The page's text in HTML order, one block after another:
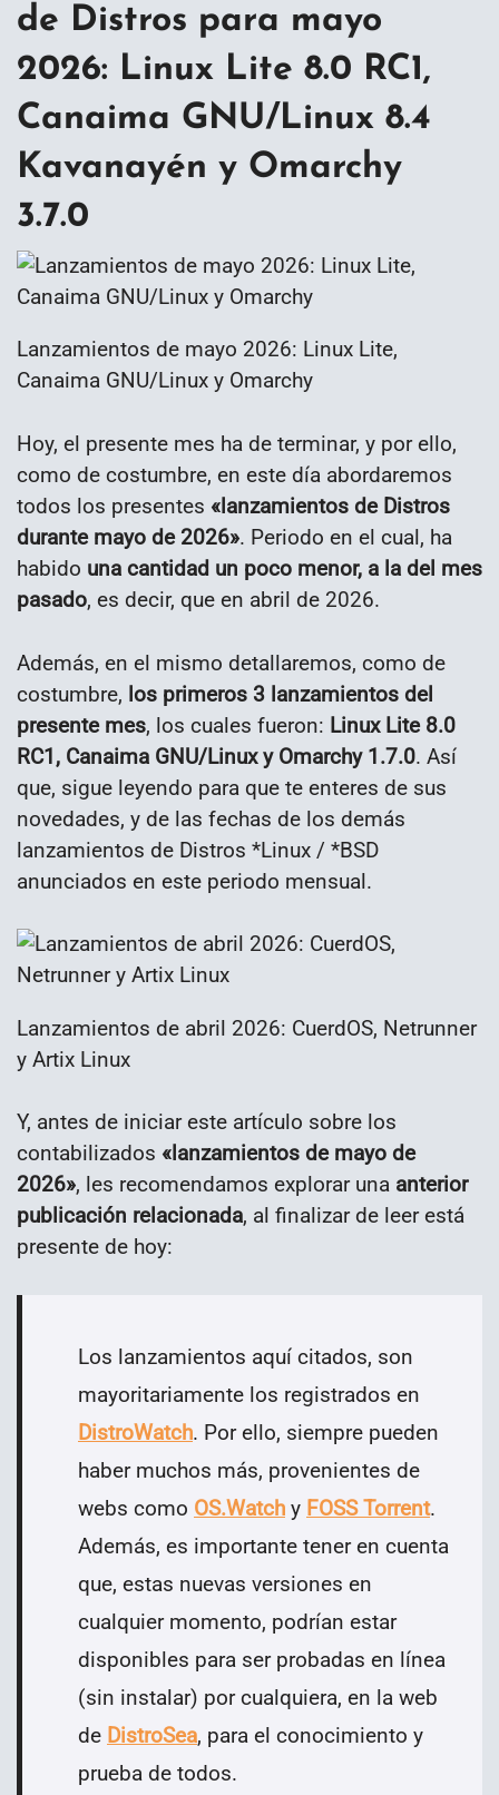
de Distros para mayo
2026: Linux Lite 8.0 RC1,
Canaima GNU/Linux 8.4
Kavanayén y Omarchy
3.7.0
Lanzamientos de mayo 2026: Linux Lite,
Canaima GNU/Linux y Omarchy
Hoy, el presente mes ha de terminar, y por ello,
como de costumbre, en este día abordaremos
todos los presentes «lanzamientos de Distros
durante mayo de 2026». Periodo en el cual, ha
habido una cantidad un poco menor, a la del mes
pasado, es decir, que en abril de 2026.
Además, en el mismo detallaremos, como de
costumbre, los primeros 3 lanzamientos del
presente mes, los cuales fueron: Linux Lite 8.0
RC1, Canaima GNU/Linux y Omarchy 1.7.0. Así
que, sigue leyendo para que te enteres de sus
novedades, y de las fechas de los demás
lanzamientos de Distros *Linux / *BSD
anunciados en este periodo mensual.
Lanzamientos de abril 2026: CuerdOS, Netrunner
y Artix Linux
Y, antes de iniciar este artículo sobre los
contabilizados «lanzamientos de mayo de
2026», les recomendamos explorar una anterior
publicación relacionada, al finalizar de leer está
presente de hoy:
Los lanzamientos aquí citados, son
mayoritariamente los registrados en
DistroWatch. Por ello, siempre pueden
haber muchos más, provenientes de
webs como OS.Watch y FOSS Torrent.
Además, es importante tener en cuenta
que, estas nuevas versiones en
cualquier momento, podrían estar
disponibles para ser probadas en línea
(sin instalar) por cualquiera, en la web
de DistroSea, para el conocimiento y
prueba de todos.